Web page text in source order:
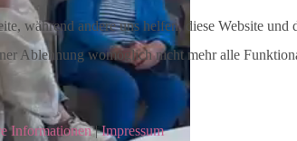
während andere uns helfen, diese Website
Ablehnung womöglich nicht mehr alle
Informationen|Impressum